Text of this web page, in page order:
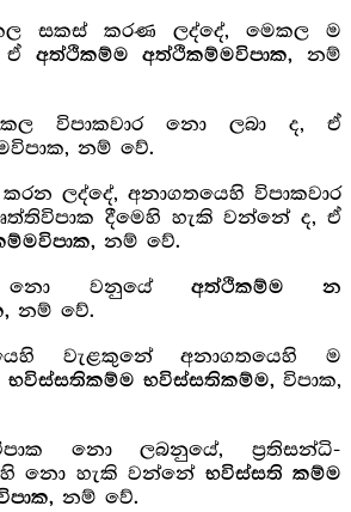
සකස් කරණ ලද්දේ, මෙකල ම
ඒ අත්ථිකම්ම අත්ථිකම්මවිපාක, නම්
විපාකවාර නො ලබා ද, ඒ
නම් වේ.
ලද්දේ, අනාගතයෙහි විපාකවාර
දීමෙහි හැකි වන්නේ ද, ඒ
නම් වේ.
නො වනුයේ අත්ථිකම්ම න
නම් වේ.
වැළකුනේ අනාගතයෙහි ම
භවිස්සතිකම්ම භවිස්සතිකම්ම, විපාක,
නො ලබනුයේ, ප්‍රතිසන්ධි-
නො හැකි වන්නේ භවිස්සති කම්ම
නම් වේ.